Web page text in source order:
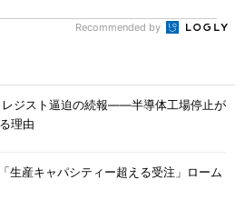
Recommended by
レジスト逼迫の続報――半導体工場停止が
理由
生産キャパシティー超える受注」ローム